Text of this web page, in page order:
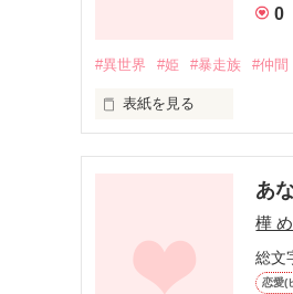
0
#異世界 #姫 #暴走族 #仲間
表紙を見る
では、どうぞ!!
あ
樺
総文
恋愛(